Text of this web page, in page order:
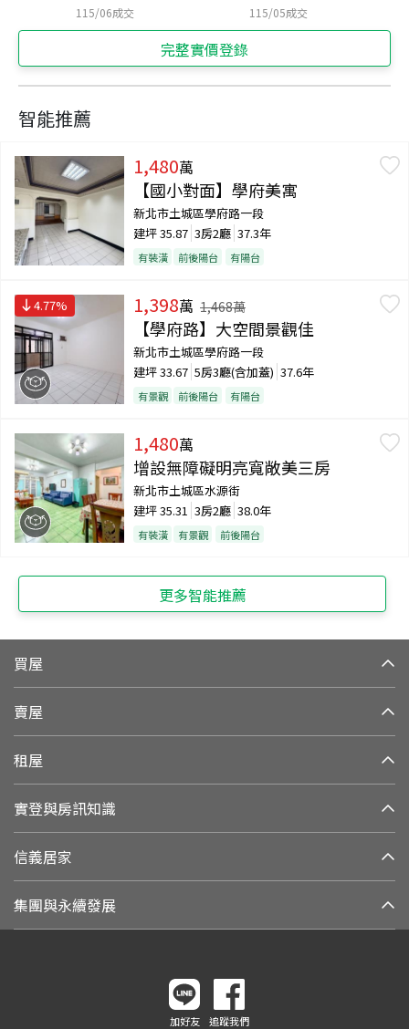
115/06成交 115/05成交
完整實價登錄
智能推薦
1,480萬
【國小對面】學府美寓
新北市土城區學府路一段
建坪35.87 3房2廳 37.3年
有裝潢 前後陽台 有陽台
4.77% 1,398萬 1,468萬
【學府路】大空間景觀佳
新北市土城區學府路一段
建坪33.67 5房3廳(含加蓋) 37.6年
有景觀 前後陽台 有陽台
1,480萬
增設無障礙明亮寬敞美三房
新北市土城區水源街
建坪35.31 3房2廳 38.0年
有裝潢 有景觀 前後陽台
更多智能推薦
買屋
賣屋
租屋
實登與房訊知識
信義居家
集團與永續發展
加好友 追蹤我們